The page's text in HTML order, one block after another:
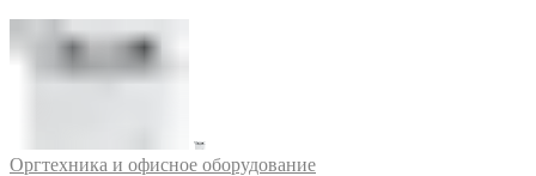
Оргтехника и офисное оборудование